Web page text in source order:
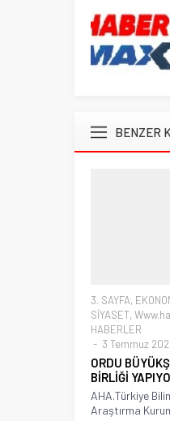
BENZER
3. SAYFA,
SİYASET,
HABERLER
3 Temmuz
ORDU
BİRLİĞİ
AHA.Türkiye
Araştırma